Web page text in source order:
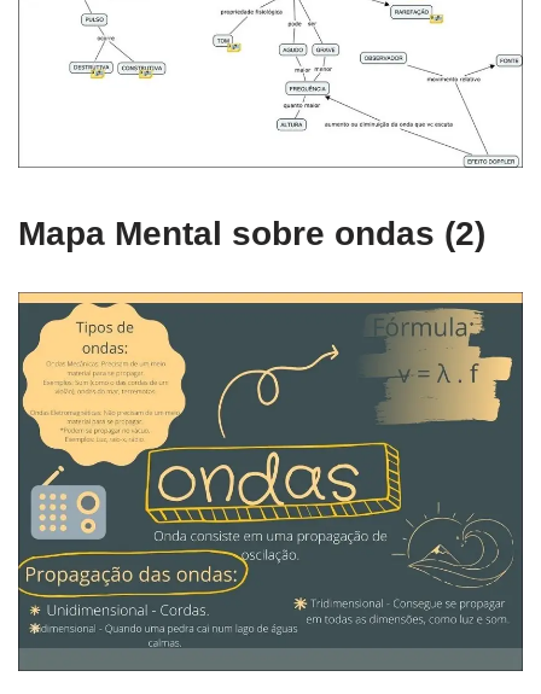
Mapa Mental sobre ondas (2)